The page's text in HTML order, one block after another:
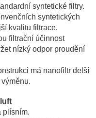
syntetické filtry.
syntetických
kvalitu filtrace.
filtrační účinnost
nízký odpor proudění
má nanofiltr delší
plísním.